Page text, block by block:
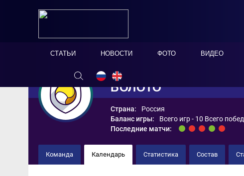
СТАТЬИ НОВОСТИ ФОТО ВИДЕО
БОЛОТО
Страна:
Россия
Баланс игры:
Всего игр - 10 Всего
Последние матчи:
Команда Календарь Статистика Состав